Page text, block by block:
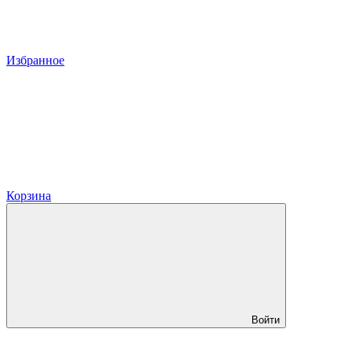
Избранное
Корзина
Войти